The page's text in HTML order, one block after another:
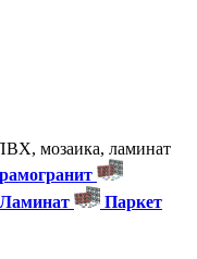
мозаика, ламинат
Ламинат
Паркет